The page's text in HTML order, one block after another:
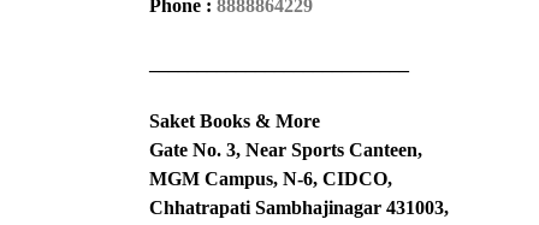
Phone : 8888864229
Saket Books & More
Gate No. 3, Near Sports Canteen,
MGM Campus, N-6, CIDCO,
Chhatrapati Sambhajinagar 431003,